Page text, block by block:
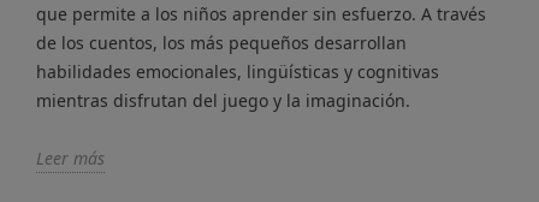
que permite a los niños aprender sin esfuerzo. A través
de los cuentos, los más pequeños desarrollan
habilidades emocionales, lingüísticas y cognitivas
mientras disfrutan del juego y la imaginación.
Leer más